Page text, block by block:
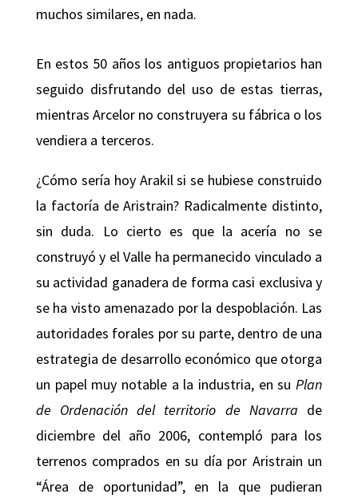
muchos similares, en nada.
En estos 50 años los antiguos propietarios han
seguido disfrutando del uso de estas tierras,
mientras Arcelor no construyera su fábrica o los
vendiera a terceros.
¿Cómo sería hoy Arakil si se hubiese construido
la factoría de Aristrain? Radicalmente distinto,
sin duda. Lo cierto es que la acería no se
construyó y el Valle ha permanecido vinculado a
su actividad ganadera de forma casi exclusiva y
se ha visto amenazado por la despoblación. Las
autoridades forales por su parte, dentro de una
estrategia de desarrollo económico que otorga
un papel muy notable a la industria, en suPlan
de Ordenación del territorio de Navarra de
diciembre del año 2006, contempló para los
terrenos comprados en su día por Aristrain un
“Área de oportunidad”, en la que pudieran